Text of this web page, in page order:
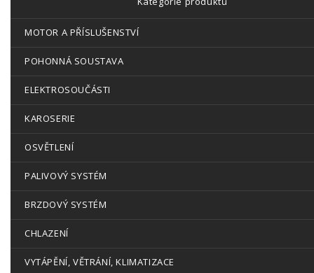
MOTOR A PŘÍSLUŠENSTVÍ
POHONNÁ SOUSTAVA
ELEKTROSOUČÁSTI
KAROSERIE
OSVĚTLENÍ
PALIVOVÝ SYSTÉM
BRZDOVÝ SYSTÉM
CHLAZENÍ
VYTÁPĚNÍ, VĚTRÁNÍ, KLIMATIZACE